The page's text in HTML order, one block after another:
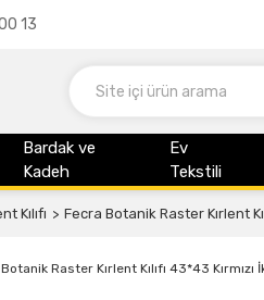
13
Bardak ve
Kadeh
Ev
Tekstili
Kılıfı Fecra Botanik Raster Kırlent